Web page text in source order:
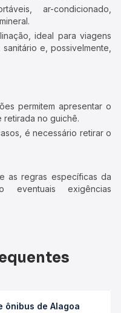
ar-condicionado,
ideal para viagens
e, possivelmente,
permitem apresentar o
retirada no guichê.
é necessário retirar o
as regras específicas da
eventuais exigências
ônibus de Alagoa